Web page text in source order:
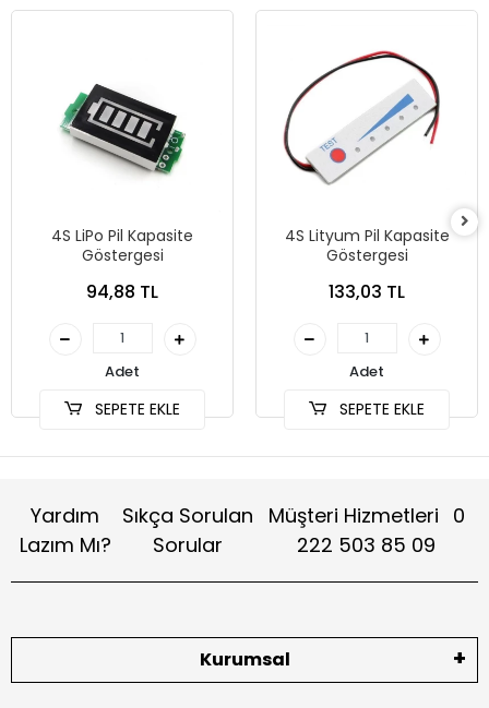
4S LiPo Pil Kapasite
Göstergesi
94,88 TL
Adet
SEPETE EKLE
4S Lityum Pil Kapasite
Göstergesi
133,03 TL
Adet
SEPETE EKLE
Yardım
Lazım Mı?
Sıkça Sorulan
Sorular
Müşteri Hizmetleri 0
222 503 85 09
Kurumsal